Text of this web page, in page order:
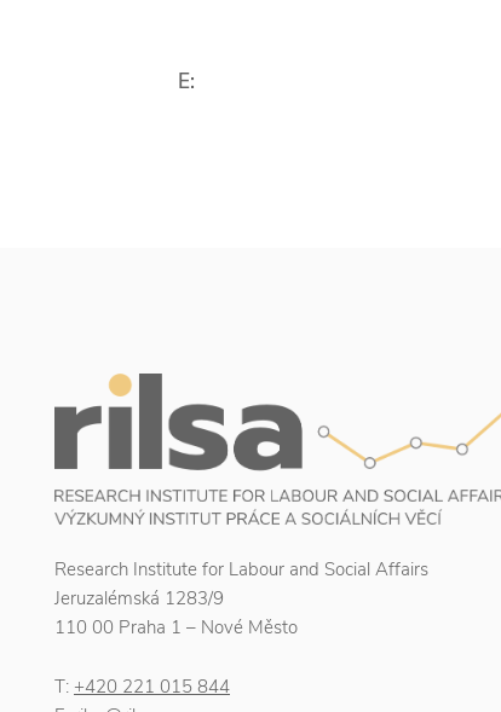
E:
Research Institute for Labour and Social Affairs
Jeruzalémská 1283/9
110 00 Praha 1 – Nové Město
T: +420 221 015 844